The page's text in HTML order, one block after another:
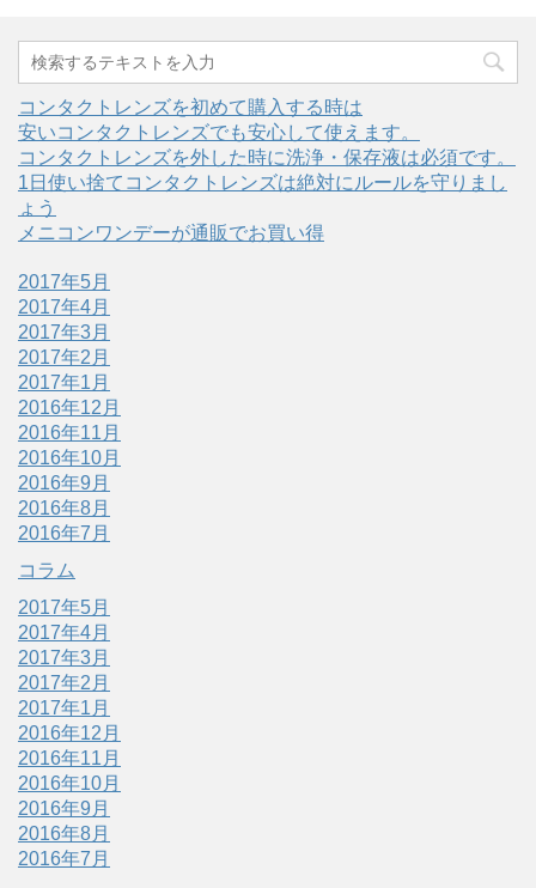
コンタクトレンズを初めて購入する時は
安いコンタクトレンズでも安心して使えます。
コンタクトレンズを外した時に洗浄・保存液は必須です。
1日使い捨てコンタクトレンズは絶対にルールを守りまし
ょう
メニコンワンデーが通販でお買い得
2017年5月
2017年4月
2017年3月
2017年2月
2017年1月
2016年12月
2016年11月
2016年10月
2016年9月
2016年8月
2016年7月
コラム
2017年5月
2017年4月
2017年3月
2017年2月
2017年1月
2016年12月
2016年11月
2016年10月
2016年9月
2016年8月
2016年7月